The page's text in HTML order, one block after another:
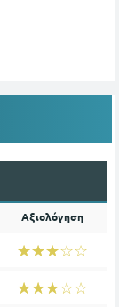
Αξιολόγηση
☆☆☆☆☆
★★★★★
☆☆☆☆☆
★★★★★